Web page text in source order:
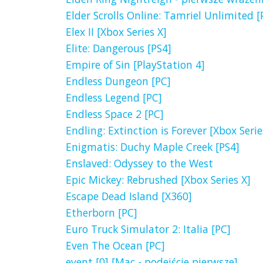
Elder Scrolls Online: Tamriel Unlimited
Elex II [Xbox Series X]
Elite: Dangerous [PS4]
Empire of Sin [PlayStation 4]
Endless Dungeon [PC]
Endless Legend [PC]
Endless Space 2 [PC]
Endling: Extinction is Forever [Xbox
Enigmatis: Duchy Maple Creek [PS4]
Enslaved: Odyssey to the West
Epic Mickey: Rebrushed [Xbox Series X]
Escape Dead Island [X360]
Etherborn [PC]
Euro Truck Simulator 2: Italia [PC]
Even The Ocean [PC]